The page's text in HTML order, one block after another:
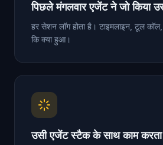
पिछले मंगलवार एजेंट ने जो किया
हर सेशन लॉग होता है। टाइमलाइन, टूल
कि क्या हुआ।
उसी एजेंट स्टैक के साथ काम